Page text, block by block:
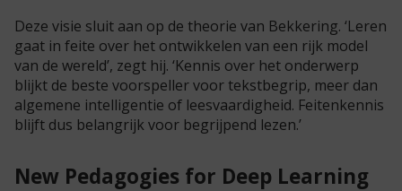
Deze visie sluit aan op de theorie van Bekkering. ‘Leren
gaat in feite over het ontwikkelen van een rijk model
van de wereld’, zegt hij. ‘Kennis over het onderwerp
blijkt de beste voorspeller voor tekstbegrip, meer dan
algemene intelligentie of leesvaardigheid. Feitenkennis
blijft dus belangrijk voor begrijpend lezen.’
New Pedagogies for Deep Learning